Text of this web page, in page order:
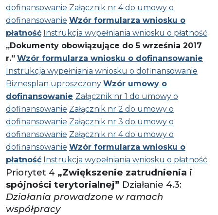
dofinansowanie Załącznik nr 4 do umowy o
dofinansowanie Wzór formularza wniosku o
płatność Instrukcja wypełniania wniosku o płatność
„Dokumenty obowiązujące do 5 września 2017
r.” Wzór formularza wniosku o dofinansowanie
Instrukcja wypełniania wniosku o dofinansowanie
Biznesplan uproszczony Wzór umowy o
dofinansowanie Załącznik nr 1 do umowy o
dofinansowanie Załącznik nr 2 do umowy o
dofinansowanie Załącznik nr 3 do umowy o
dofinansowanie Załącznik nr 4 do umowy o
dofinansowanie Wzór formularza wniosku o
płatność Instrukcja wypełniania wniosku o płatność
Priorytet 4 „Zwiększenie zatrudnienia i
spójności terytorialnej” Działanie 4.3:
Działania prowadzone w ramach
współpracy